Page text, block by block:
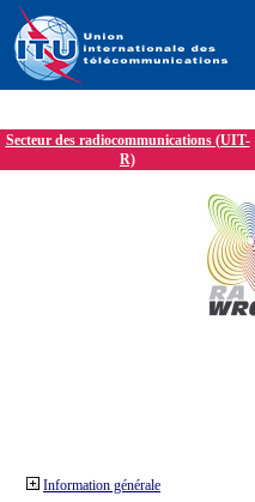
Secteur des radiocommunications (UIT-
R)
Information générale